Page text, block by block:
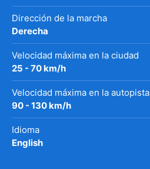
Dirección de la marcha
Derecha
Velocidad máxima en la ciudad
25 - 70 km/h
Velocidad máxima en la autopista
90 - 130 km/h
Idioma
English